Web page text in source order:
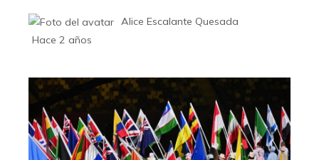
Alice Escalante Quesada
Hace 2 años